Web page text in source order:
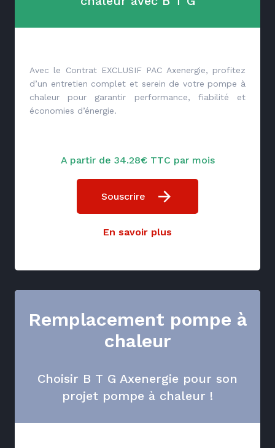
Avec le Contrat EXCLUSIF PAC Axenergie, profitez
d’un entretien complet et serein de votre pompe à
chaleur pour garantir performance, fiabilité et
économies d’énergie.
A partir de 34.28€ TTC par mois
Souscrire
En savoir plus
Remplacement pompe à
chaleur
Choisir B T G Axenergie pour son
projet pompe à chaleur !